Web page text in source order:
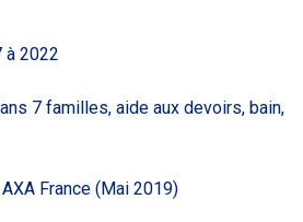
à 2022
7 familles, aide aux devoirs, bain,
France (Mai 2019)